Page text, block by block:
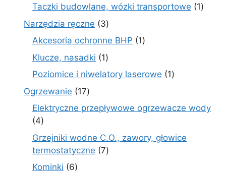
Taczki budowlane, wózki transportowe 11
Narzędzia ręczne 33
produkty
Akcesoria ochronne BHP 11
Klucze, nasadki 11
produkt
Poziomice i niwelatory laserowe 11
Ogrzewanie 1717
produktów
Elektryczne przepływowe ogrzewacze wody
44
produkty
Grzejniki wodne C.O., zawory, głowice
termostatyczne 77
Kominki 66